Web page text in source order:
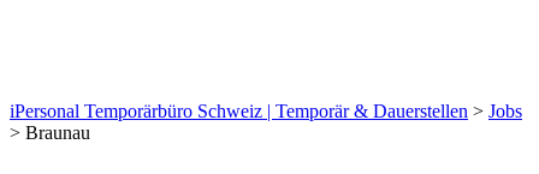
iPersonal Temporärbüro Schweiz | Temporär & Dauerstellen > Jobs
> Braunau